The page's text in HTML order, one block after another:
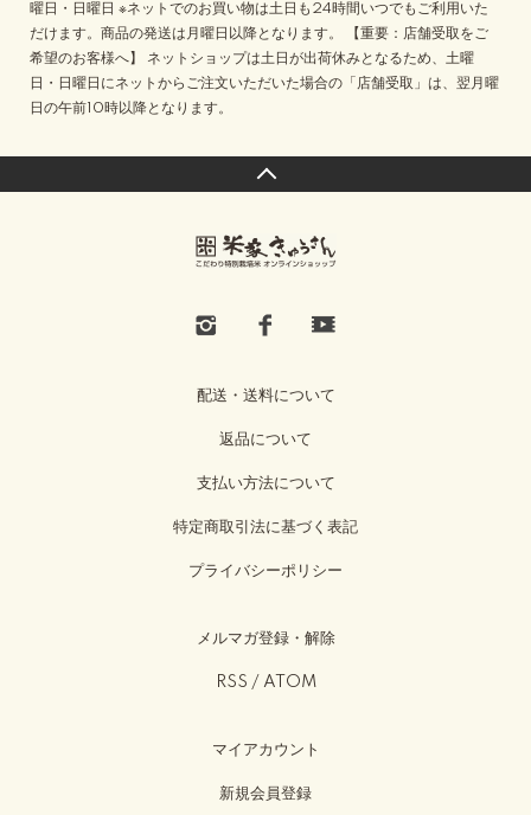
曜日・日曜日 ※ネットでのお買い物は土日も24時間いつでもご利用いた
だけます。商品の発送は月曜日以降となります。 【重要：店舗受取をご
希望のお客様へ】 ネットショップは土日が出荷休みとなるため、土曜
日・日曜日にネットからご注文いただいた場合の「店舗受取」は、翌月曜
日の午前10時以降となります。
配送・送料について
返品について
支払い方法について
特定商取引法に基づく表記
プライバシーポリシー
メルマガ登録・解除
RSS / ATOM
マイアカウント
新規会員登録